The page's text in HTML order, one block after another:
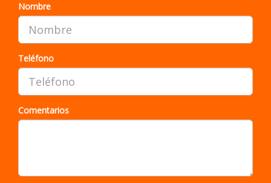
Nombre
Teléfono
Comentarios